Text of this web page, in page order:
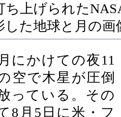
ち上げられた
した地球と月の
にかけての夜11
空で木星が圧倒
っている。その
8月5日に米・フ